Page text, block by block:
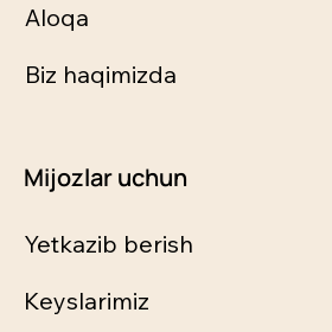
Aloqa
Biz haqimizda
Mijozlar uchun
Yetkazib berish
Keyslarimiz